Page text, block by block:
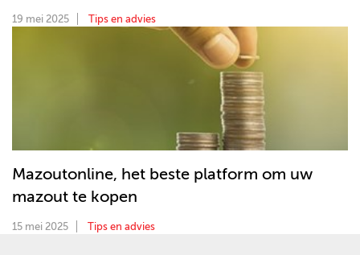
19 mei 2025 Tips en advies
Mazoutonline, het beste platform om uw
mazout te kopen
15 mei 2025 Tips en advies